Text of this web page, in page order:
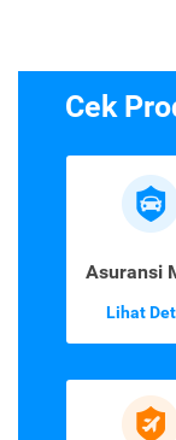
Cek
Asuransi
Lihat